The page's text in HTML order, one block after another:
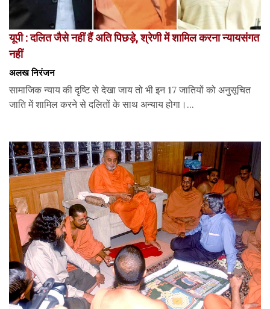
यूपी : दलित जैसे नहीं हैं अति पिछड़े, श्रेणी में शामिल करना न्यायसंगत
नहीं
अलख निरंजन
सामाजिक न्याय की दृष्टि से देखा जाय तो भी इन 17 जातियों को अनुसूचित
जाति में शामिल करने से दलितों के साथ अन्याय होगा।...